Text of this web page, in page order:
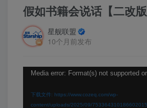
假如书籍会说话【二改版
星舰联盟
10个月前发布
Media error: Format(s) not supported
下载文件: https://www.cozeq.com/wp-
content/uploads/2025/09/